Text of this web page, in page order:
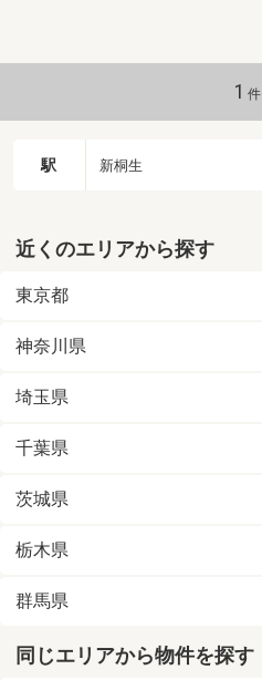
1 件
駅 新桐生
近くのエリアから探す
東京都
神奈川県
埼玉県
千葉県
茨城県
栃木県
群馬県
同じエリアから物件を探す